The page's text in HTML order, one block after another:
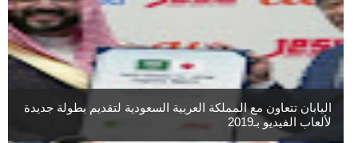
اليابان تتعاون مع المملكة العربية السعودية لتقديم بطولة جديدة
لألعاب الفيديو بـ2019